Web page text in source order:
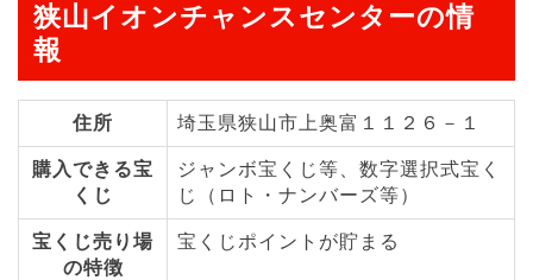
狭山イオンチャンスセンターの情
報
住所 埼玉県狭山市上奥富１１２６－１
購入できる宝
くじ
ジャンボ宝くじ等、数字選択式宝く
じ（ロト・ナンバーズ等）
宝くじ売り場
の特徴
宝くじポイントが貯まる